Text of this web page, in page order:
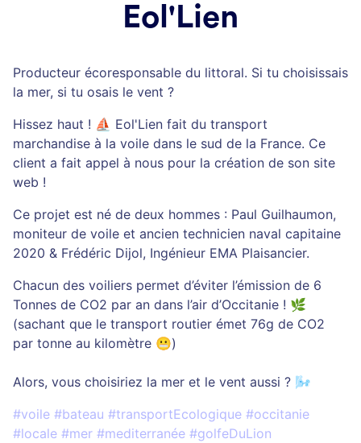
Eol'Lien
Producteur écoresponsable du littoral. Si tu choisissais
la mer, si tu osais le vent ?
Hissez haut ! ⛵ Eol'Lien fait du transport
marchandise à la voile dans le sud de la France. Ce
client a fait appel à nous pour la création de son site
web !
Ce projet est né de deux hommes : Paul Guilhaumon,
moniteur de voile et ancien technicien naval capitaine
2020 & Frédéric Dijol, Ingénieur EMA Plaisancier.
Chacun des voiliers permet d’éviter l’émission de 6
Tonnes de CO2 par an dans l’air d’Occitanie ! 🌿
(sachant que le transport routier émet 76g de CO2
par tonne au kilomètre 😬)
Alors, vous choisiriez la mer et le vent aussi ? 🌬️
#voile #bateau #transportEcologique #occitanie
#locale #mer #mediterranée #golfeDuLion